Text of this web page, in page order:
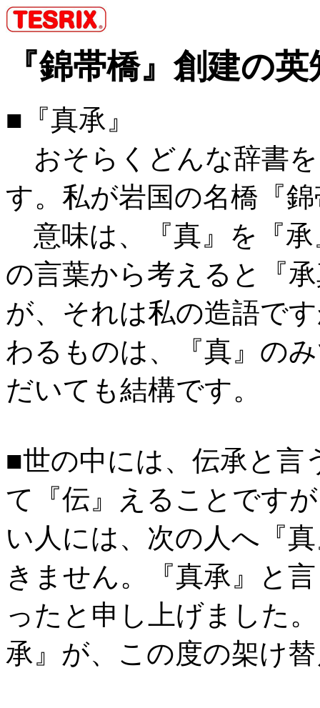
『錦帯橋』創建の
■『真承』
おそらくどんな辞書
す。私が岩国の名橋『
意味は、『真』を『
の言葉から考えると『
が、それは私の造語で
わるものは、『真』の
だいても結構です。
■世の中には、伝承と言
て『伝』えることです
い人には、次の人へ『
きません。『真承』と
ったと申し上げました
承』が、この度の架け